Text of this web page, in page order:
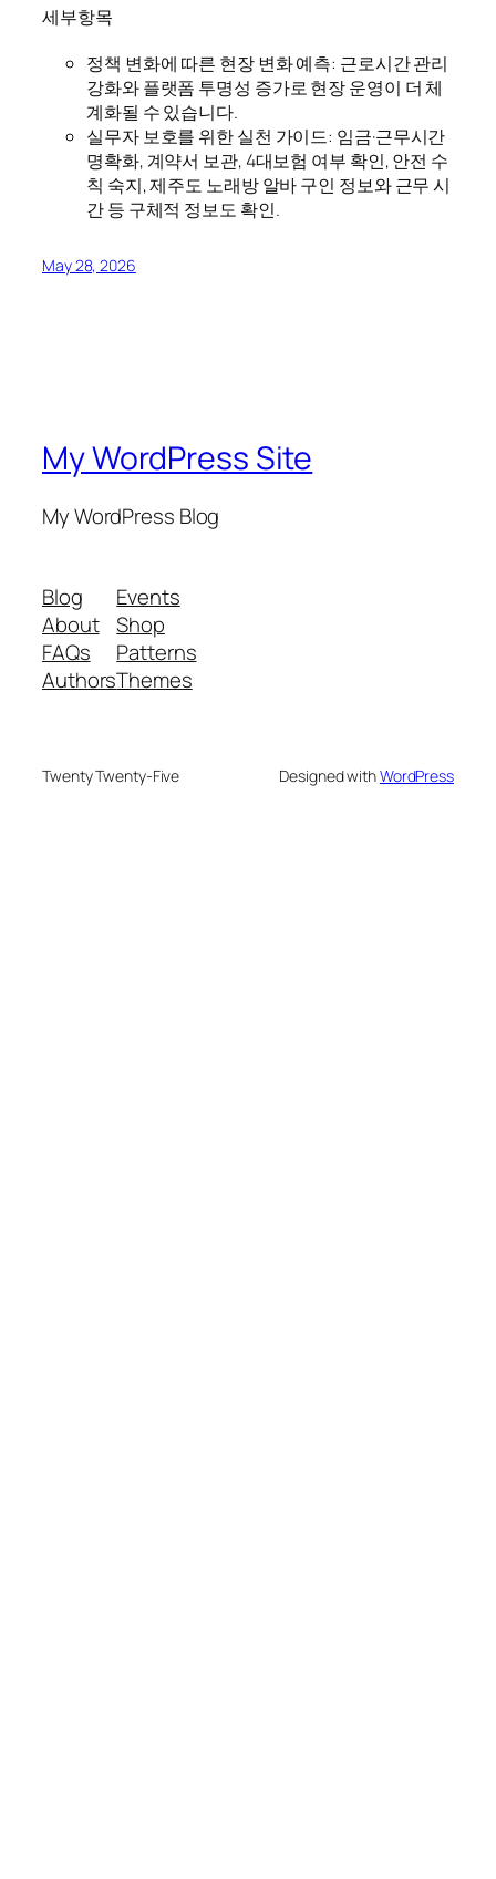
세부항목
정책 변화에 따른 현장 변화 예측: 근로시간 관리
강화와 플랫폼 투명성 증가로 현장 운영이 더 체
계화될 수 있습니다.
실무자 보호를 위한 실천 가이드: 임금·근무시간
명확화, 계약서 보관, 4대보험 여부 확인, 안전 수
칙 숙지, 제주도 노래방 알바 구인 정보와 근무 시
간 등 구체적 정보도 확인.
May 28, 2026
My WordPress Site
My WordPress Blog
Blog
About
FAQs
Authors
Events
Shop
Patterns
Themes
Twenty Twenty-Five Designed withWordPress